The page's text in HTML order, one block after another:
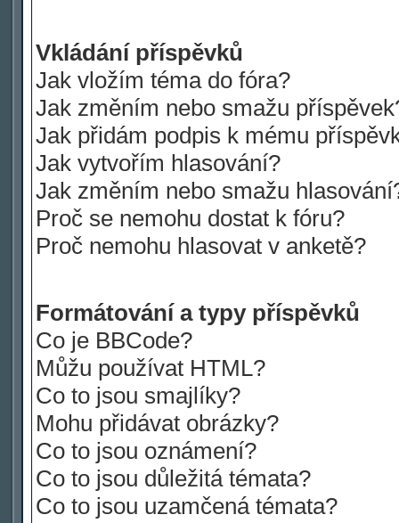
Vkládání příspěvků
Jak vložím téma do fóra?
Jak změním nebo smažu
Jak přidám podpis k mému
Jak vytvořím hlasování?
Jak změním nebo smažu
Proč se nemohu dostat k fóru?
Proč nemohu hlasovat v anketě?
Formátování a typy příspěvků
Co je BBCode?
Můžu používat HTML?
Co to jsou smajlíky?
Mohu přidávat obrázky?
Co to jsou oznámení?
Co to jsou důležitá témata?
Co to jsou uzamčená témata?